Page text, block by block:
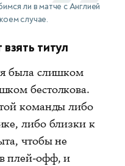
ли в матче с Англией
случае.
титул
была слишком
бестолкова.
команды либо
либо близки к
чтобы не
плей-офф, и